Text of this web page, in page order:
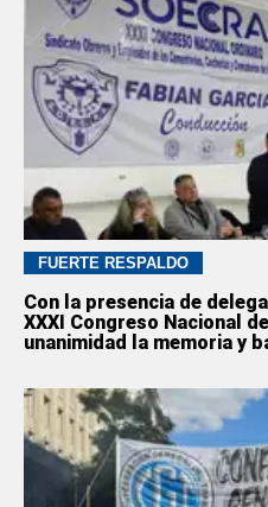
FUERTE RESPALDO
Con la presencia de
XXXI Congreso Nacional
unanimidad la memoria y